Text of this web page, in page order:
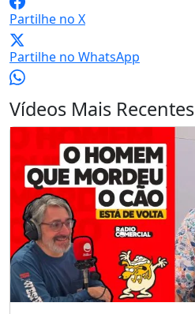
Partilhe no X
Partilhe no WhatsApp
Vídeos Mais Recentes